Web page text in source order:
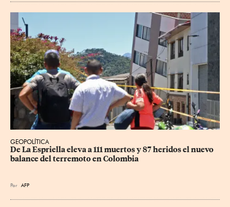
GEOPOLÍTICA
De La Espriella eleva a 111 muertos y 87 heridos el nuevo
balance del terremoto en Colombia
Por AFP